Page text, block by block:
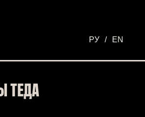
РУ / EN
ТЕДА